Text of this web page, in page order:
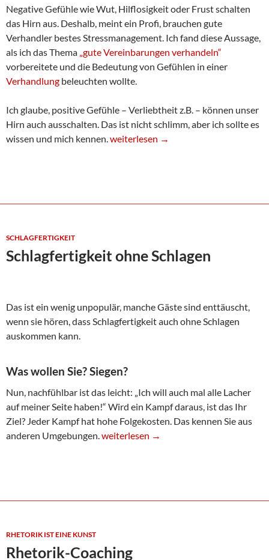
Negative Gefühle wie Wut, Hilflosigkeit oder Frust schalten
das Hirn aus. Deshalb, meint ein Profi, brauchen gute
Verhandler bestes Stressmanagement. Ich fand diese Aussage,
als ich das Thema „gute Vereinbarungen verhandeln“
vorbereitete und die Bedeutung von Gefühlen in einer
Verhandlung beleuchten wollte.
Ich glaube, positive Gefühle – Verliebtheit z.B. – können unser
Hirn auch ausschalten. Das ist nicht schlimm, aber ich sollte es
wissen und mich kennen.Gefühle steuern uns. Steuern wir
weiterlesen →
SCHLAGFERTIGKEIT
Schlagfertigkeit ohne Schlagen
Das ist ein wenig unpopulär, manche Gäste sind enttäuscht,
wenn sie hören, dass Schlagfertigkeit auch ohne Schlagen
auskommen kann.
Was wollen Sie? Siegen?
Nun, nachfühlbar ist das leicht: „Ich will auch mal alle Lacher
auf meiner Seite haben!“ Wird ein Kampf daraus, ist das Ihr
Ziel? Jeder Kampf hat hohe Folgekosten. Das kennen Sie aus
anderen Umgebungen.Schlagfertigkeit ohne Schlagen
weiterlesen →
RHETORIK IST EINE KUNST
Rhetorik-Coaching